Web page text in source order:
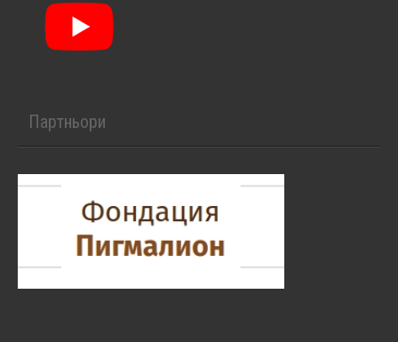
Партньори